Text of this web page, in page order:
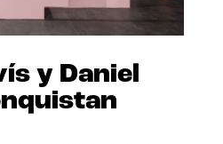
y Daniel